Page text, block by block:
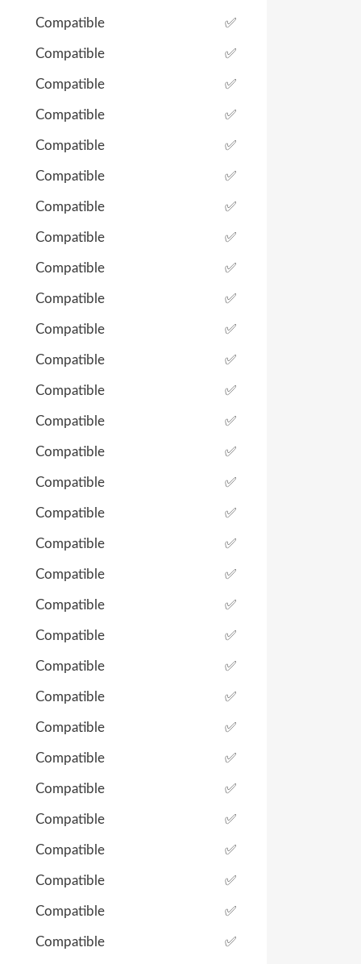
Compatible ✅
Compatible ✅
Compatible ✅
Compatible ✅
Compatible ✅
Compatible ✅
Compatible ✅
Compatible ✅
Compatible ✅
Compatible ✅
Compatible ✅
Compatible ✅
Compatible ✅
Compatible ✅
Compatible ✅
Compatible ✅
Compatible ✅
Compatible ✅
Compatible ✅
Compatible ✅
Compatible ✅
Compatible ✅
Compatible ✅
Compatible ✅
Compatible ✅
Compatible ✅
Compatible ✅
Compatible ✅
Compatible ✅
Compatible ✅
Compatible ✅